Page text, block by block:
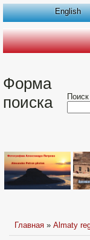
English
Форма
поиска
Поиск
Главная »Almaty